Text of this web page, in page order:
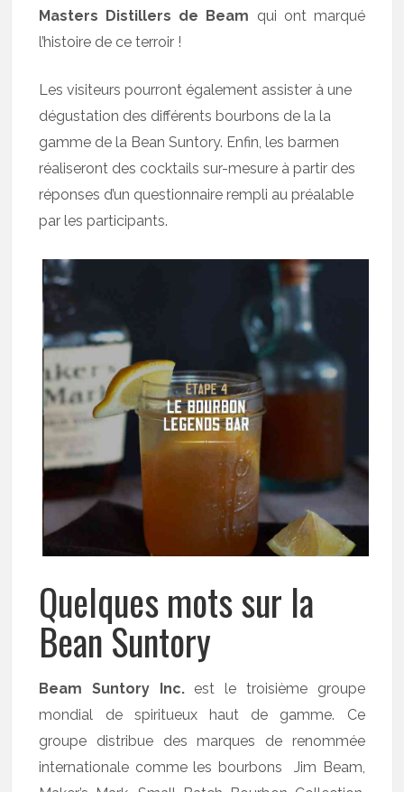
Masters Distillers de Beam qui ont marqué
l’histoire de ce terroir !
Les visiteurs pourront également assister à une
dégustation des différents bourbons de la la
gamme de la Bean Suntory. Enfin, les barmen
réaliseront des cocktails sur-mesure à partir des
réponses d’un questionnaire rempli au préalable
par les participants.
Quelques mots sur la
Bean Suntory
Beam Suntory Inc.est le troisième groupe
mondial de spiritueux haut de gamme. Ce
groupe distribue des marques de renommée
internationale comme les bourbons Jim Beam,